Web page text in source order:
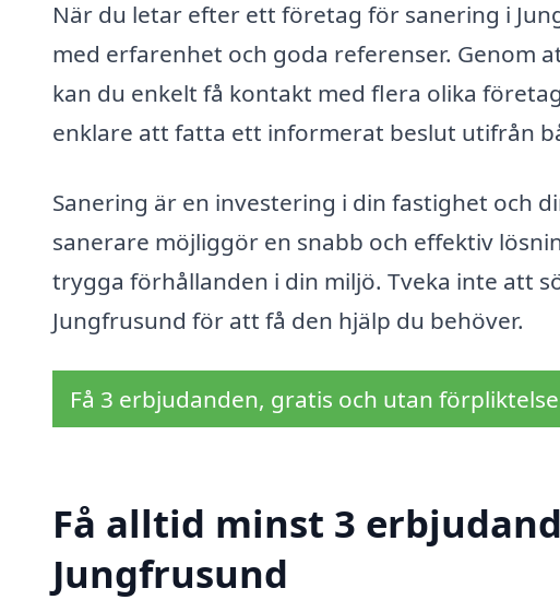
När du letar efter ett företag för sanering i
med erfarenhet och goda referenser. Genom
kan du enkelt få kontakt med flera olika
enklare att fatta ett informerat beslut utifrån
Sanering är en investering i din fastighet och
sanerare möjliggör en snabb och effektiv
trygga förhållanden i din miljö. Tveka inte att
Jungfrusund för att få den hjälp du behöver.
Få 3 erbjudanden, gratis och utan
Få alltid minst 3
Jungfrusund